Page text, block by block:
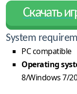
Скачать
System
PC compatible
Operating
8/Windows 7/